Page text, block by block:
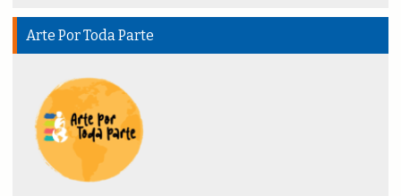
Arte Por Toda Parte